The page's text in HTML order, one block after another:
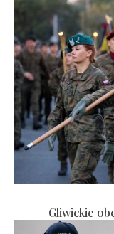
Gliwickie